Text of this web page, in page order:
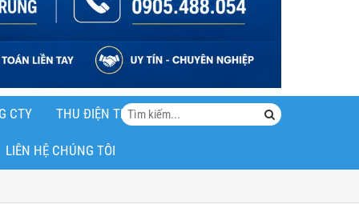
CTY THU ĐIỆN THOẠI
LIÊN HỆ CHÚNG TÔI